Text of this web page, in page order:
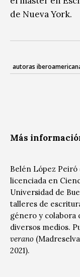
de Nueva York.
autoras
Más
Belén López Peiró
licenciada en
Universidad de
talleres de
género y colabora
diversos medios.
verano
2021).